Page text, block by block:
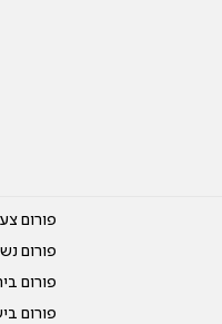
פורום
פורום
פורום
פורום